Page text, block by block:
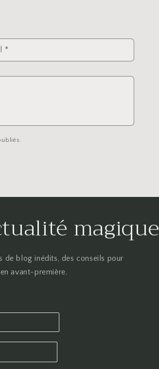
*
magique
de blog inédits, des conseils pour
avant-première.